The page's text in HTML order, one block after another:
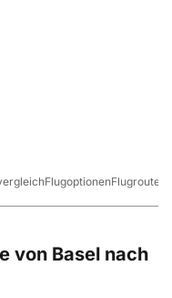
FlugoptionenFlugrouten
von Basel nach